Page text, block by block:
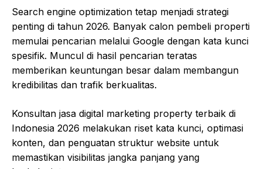
Search engine optimization tetap menjadi strategi
penting di tahun 2026. Banyak calon pembeli properti
memulai pencarian melalui Google dengan kata kunci
spesifik. Muncul di hasil pencarian teratas
memberikan keuntungan besar dalam membangun
kredibilitas dan trafik berkualitas.
Konsultan jasa digital marketing property terbaik di
Indonesia 2026 melakukan riset kata kunci, optimasi
konten, dan penguatan struktur website untuk
memastikan visibilitas jangka panjang yang